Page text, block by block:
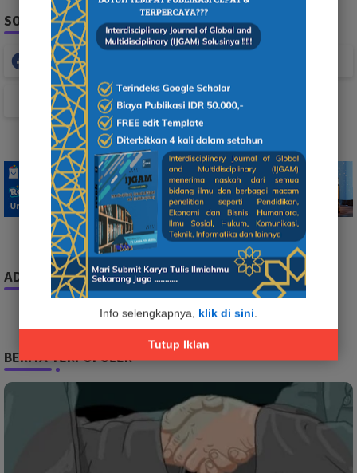
Info selengkapnya, klik di sini
Tutup Iklan
SOCIAL PLUGIN
Facebook
TikTok
ADS
BERITA TERPOPULER